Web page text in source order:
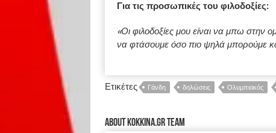
Για τις προσωπικές του φιλοδοξίες:
«Οι φιλοδοξίες μου είναι να μπω στην
να φτάσουμε όσο πιο ψηλά μπορούμε
Ετικέτες Γάνδη δηλώσεις Ολυμπιακός
About kokkina.gr TEAM